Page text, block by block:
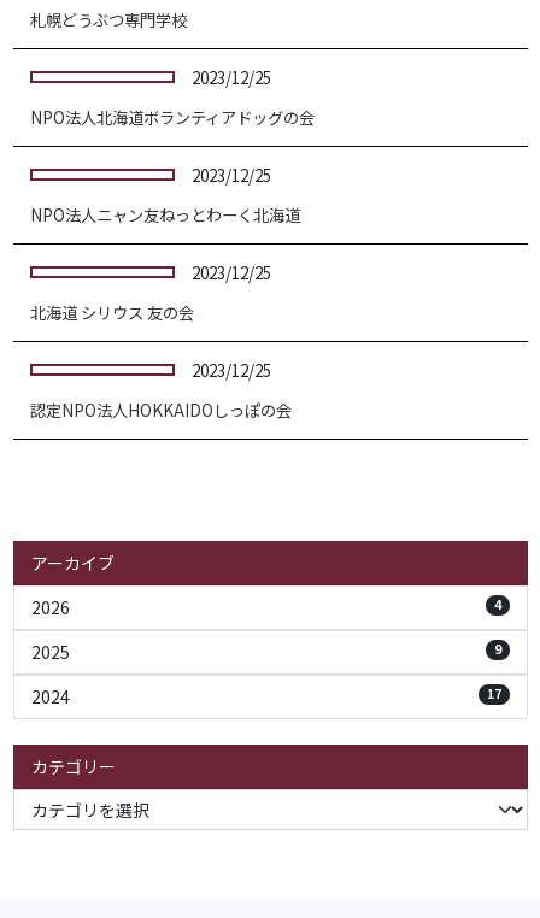
札幌どうぶつ専門学校
2023/12/25
NPO法人北海道ボランティアドッグの会
2023/12/25
NPO法人ニャン友ねっとわーく北海道
2023/12/25
北海道 シリウス 友の会
2023/12/25
認定NPO法人HOKKAIDOしっぽの会
アーカイブ
2026
4
2025 9
2024 17
カテゴリー